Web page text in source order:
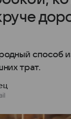
способ
трат.